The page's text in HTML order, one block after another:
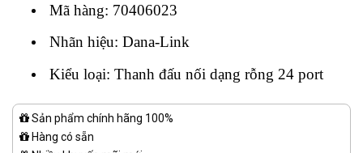
Mã hàng: 70406023
Nhãn hiệu: Dana-Link
Kiểu loại: Thanh đấu nối dạng rỗng 24 port
Sản phẩm chính hãng 100%
Hàng có sẵn